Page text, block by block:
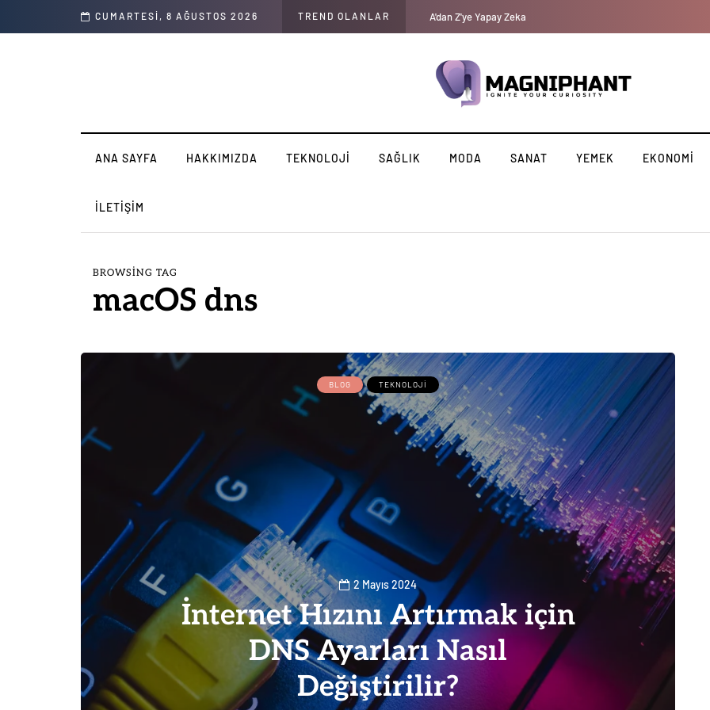
CUMARTESI, 8 AĞUSTOS 2026 TREND OLANLAR Kadınlarda düşük cinsel dürtü: Libidonuzun düşük olmasının 10
ANA SAYFA HAKKIMIZDA TEKNOLOJI SAĞLIK MODA SANAT YEMEK EKONOMI
İLETIŞIM
BROWSING TAG
macOS dns
BLOG TEKNOLOJI
2 Mayıs 2024
İnternet Hızını Artırmak için
DNS Ayarları Nasıl
Değiştirilir?